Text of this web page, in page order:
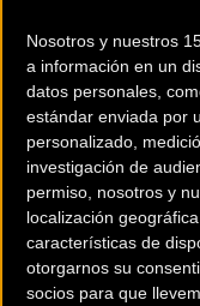
Nosotros y nuestros
a información en un
datos personales,
estándar enviada por
personalizado,
investigación de
permiso, nosotros y
localización
características de
otorgarnos su
socios para que
Los más de 18.000
la
Titan Desert 2015
las Littium Ibiza.
Las bicicletas